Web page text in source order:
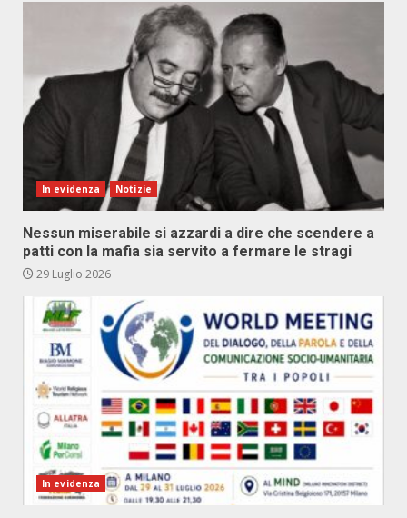
In evidenza Notizie
Nessun miserabile si azzardi a dire che scendere a
patti con la mafia sia servito a fermare le stragi
29 Luglio 2026
In evidenza